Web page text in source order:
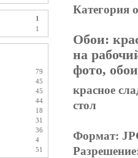
1
1
79
45
45
44
18
31
36
4
51
Категория
Обои:
на
фото,
красное
стол
Формат: